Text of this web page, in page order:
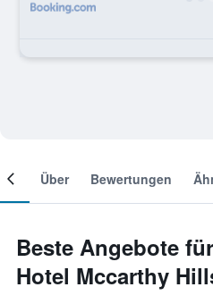
Über Bewertungen
Beste Angebote
Hotel Mccarthy